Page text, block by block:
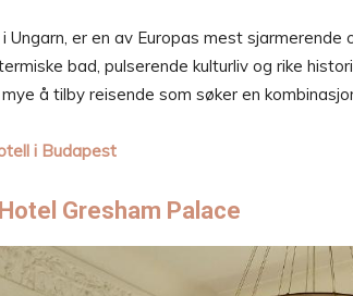
er en av Europas mest sjarmerende
bad, pulserende kulturliv og rike
å tilby reisende som søker en
i Budapest
Gresham Palace